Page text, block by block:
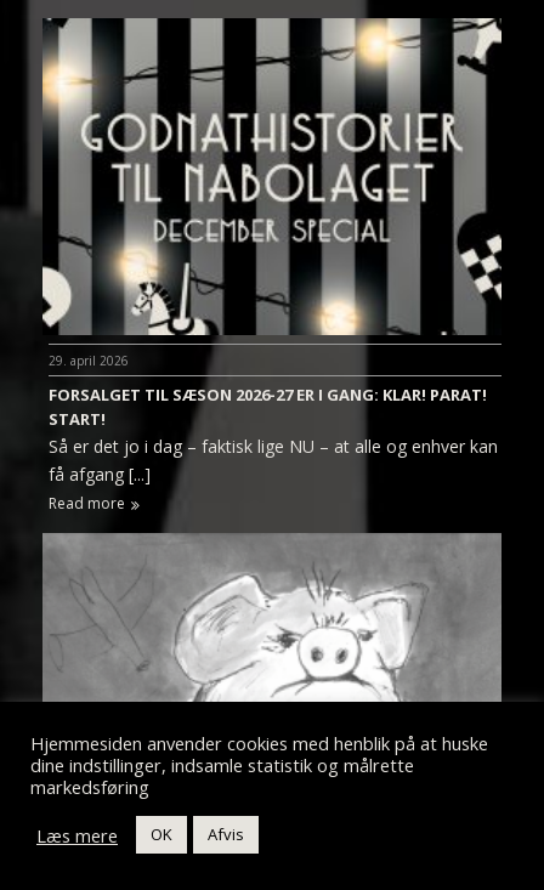
29. april 2026
FORSALGET TIL SÆSON 2026-27 ER I GANG: KLAR! PARAT!
START!
Så er det jo i dag – faktisk lige NU – at alle og enhver kan
få afgang [...]
Read more
Hjemmesiden anvender cookies med henblik på at huske
dine indstillinger, indsamle statistik og målrette
markedsføring
Læs mere
OK Afvis